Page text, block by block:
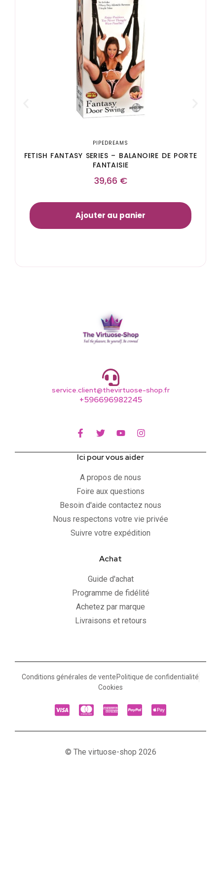
PIPEDREAMS
FETISH FANTASY SERIES – BALANOIRE DE PORTE
FANTAISIE
39,66 €
Ajouter au panier
service.client@thevirtuose-shop.fr
+596696982245
Ici pour vous aider
A propos de nous
Foire aux questions
Besoin d'aide contactez nous
Nous respectons votre vie privée
Suivre votre expédition
Achat
Guide d'achat
Programme de fidélité
Achetez par marque
Livraisons et retours
Conditions générales de vente Politique de confidentialité
Cookies
© The virtuose-shop 2026